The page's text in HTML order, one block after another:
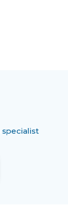
specialist